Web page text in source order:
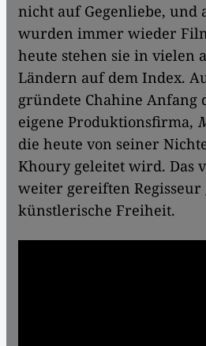
nicht auf Gegenliebe, und
wurden immer wieder
heute stehen sie in vielen
Ländern auf dem Index.
gründete Chahine Anfang
eigene Produktionsfirma,
die heute von seiner
Khoury geleitet wird. Das
weiter gereiften Regisseur
künstlerische Freiheit.